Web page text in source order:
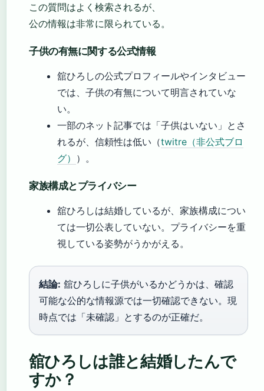
この質問はよく検索されるが、
公の情報は非常に限られている。
子供の有無に関する公式情報
舘ひろしの公式プロフィールやインタビュー
では、子供の有無について明言されていな
い。
一部のネット記事では「子供はいない」とさ
れるが、信頼性は低い（twitre（非公式ブロ
グ） ）。
家族構成とプライバシー
舘ひろしは結婚しているが、家族構成につい
ては一切公表していない。プライバシーを重
視している姿勢がうかがえる。
結論: 舘ひろしに子供がいるかどうかは、確認
可能な公的な情報源では一切確認できない。現
時点では「未確認」とするのが正確だ。
舘ひろしは誰と結婚したんで
すか？